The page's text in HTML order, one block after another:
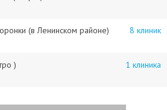
(в Ленинском районе)
8 клиник
)
1 клиника